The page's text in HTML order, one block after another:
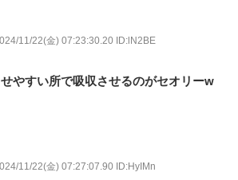
11/22(金) 07:23:30.20 ID:lN2BE
やすい所で吸収させるのがセオリーw
11/22(金) 07:27:07.90 ID:HyIMn